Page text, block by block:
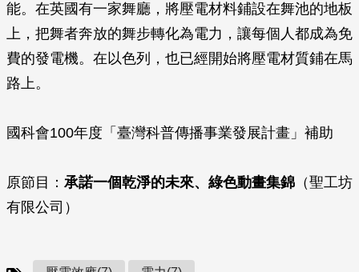
能。在英國有一家舞廳，將壓電材料鋪設在舞池的地板
上，把舞者奔放的舞步轉化為電力，讓每個人都成為免
費的發電機。在以色列，也已經開始將壓電材質鋪在馬
路上。
國科會100年度「臺灣科普傳播事業發展計畫」補助
原節目： 承諾一個乾淨的未來、綠色動畫集錦 （聖工坊
有限公司）